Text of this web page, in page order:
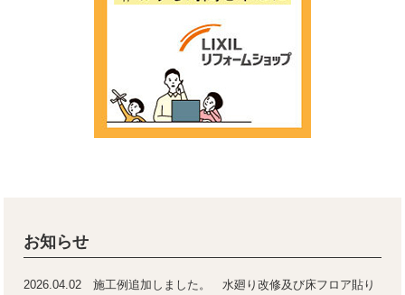
お知らせ
2026.04.02 施工例追加しました。 水廻り改修及び床フロア貼り